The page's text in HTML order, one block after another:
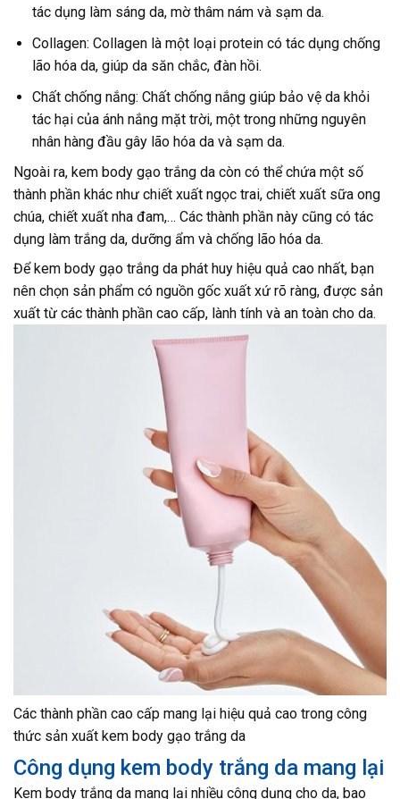
tác dụng làm sáng da, mờ thâm nám và sạm da.
Collagen: Collagen là một loại protein có tác dụng chống
lão hóa da, giúp da săn chắc, đàn hồi.
Chất chống nắng: Chất chống nắng giúp bảo vệ da khỏi
tác hại của ánh nắng mặt trời, một trong những nguyên
nhân hàng đầu gây lão hóa da và sạm da.
Ngoài ra, kem body gạo trắng da còn có thể chứa một số
thành phần khác như chiết xuất ngọc trai, chiết xuất sữa ong
chúa, chiết xuất nha đam,… Các thành phần này cũng có tác
dụng làm trắng da, dưỡng ẩm và chống lão hóa da.
Để kem body gạo trắng da phát huy hiệu quả cao nhất, bạn
nên chọn sản phẩm có nguồn gốc xuất xứ rõ ràng, được sản
xuất từ các thành phần cao cấp, lành tính và an toàn cho da.
Các thành phần cao cấp mang lại hiệu quả cao trong công
thức sản xuất kem body gạo trắng da
Công dụng kem body trắng da mang lại
Kem body trắng da mang lại nhiều công dụng cho da, bao